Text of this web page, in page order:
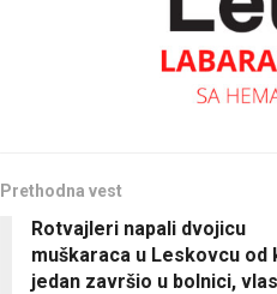
Prethodna vest
Rotvajleri napali dvojicu
muškaraca u Leskovcu od
jedan završio u bolnici,